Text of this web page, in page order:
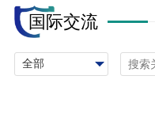
国际交流